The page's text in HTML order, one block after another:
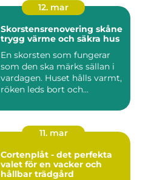
12. mar
Skorstensrenovering skåne
trygg värme och säkra hus
En skorsten som fungerar
som den ska märks sällan i
vardagen. Huset hålls varmt,
röken leds bort och...
11. mar
Cortenplåt - det perfekta
valet för en vacker och
hållbar trädgård